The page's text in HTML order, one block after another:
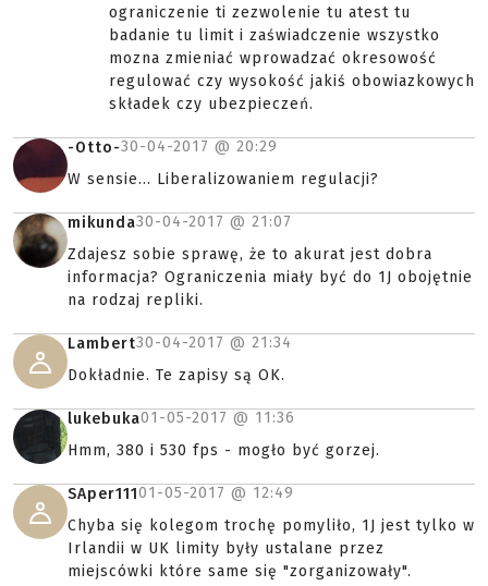
ograniczenie ti zezwolenie tu atest tu
badanie tu limit i zaświadczenie wszystko
mozna zmieniać wprowadzać okresowość
regulować czy wysokość jakiś obowiazkowych
składek czy ubezpieczeń.
-Otto-30-04-2017 @ 20:29
W sensie... Liberalizowaniem regulacji?
mikunda30-04-2017 @ 21:07
Zdajesz sobie sprawę, że to akurat jest dobra
informacja? Ograniczenia miały być do 1J obojętnie
na rodzaj repliki.
Lambert30-04-2017 @ 21:34
Dokładnie. Te zapisy są OK.
lukebuka01-05-2017 @ 11:36
Hmm, 380 i 530 fps - mogło być gorzej.
SAper11101-05-2017 @ 12:49
Chyba się kolegom trochę pomyliło, 1J jest tylko w
Irlandii w UK limity były ustalane przez
miejscówki które same się "zorganizowały".